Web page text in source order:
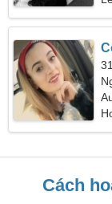
Cách